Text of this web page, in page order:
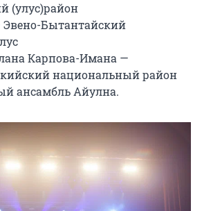
(улус)район
Бытантайский
Карпова-Имана —
национальный район
ансамбль Айулна.